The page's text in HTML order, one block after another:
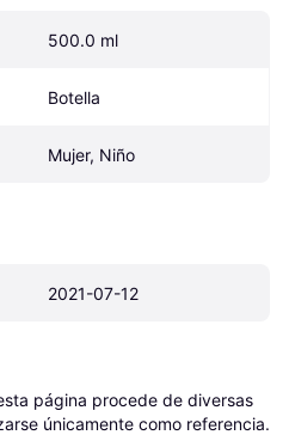
500.0 ml
Botella
Mujer, Niño
2021-07-12
página procede de diversas
únicamente como referencia.